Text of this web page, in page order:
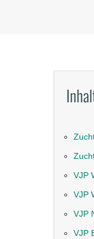
VJP
VJP
VJP
VJP